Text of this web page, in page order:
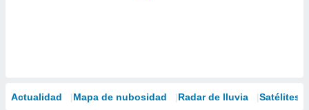
Actualidad Mapa de nubosidad Radar de lluvia Satélites